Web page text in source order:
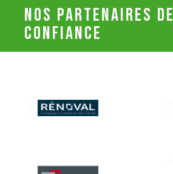
nos partenaires de
confiance